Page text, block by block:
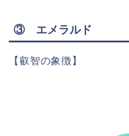
③ エメラルド
【叡智の象徴】